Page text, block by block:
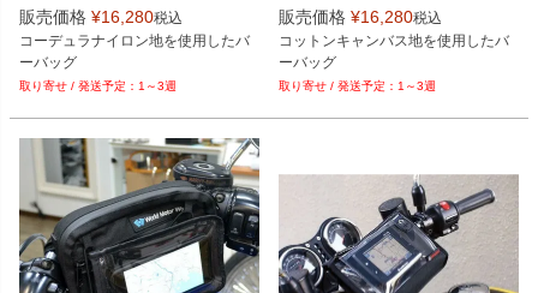
B型番：070285
販売価格 ¥16,280税込
コーデュラナイロン地を使用したバ
ーバッグ
1～3週
B型番：070248
販売価格 ¥16,280税込
コットンキャンバス地を使用したバ
ーバッグ
1～3週